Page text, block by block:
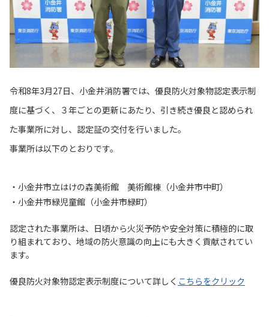
令和8年3月27日、小金井消防署では、優良防火対象物認定表示制
度に基づく、３年ごとの更新にあたり、引き続き優良と認められ
た事業所に対し、認定証の交付を行いました。
事業所は以下のとおりです。
・ 小金井市立はけの森美術館 美術館棟（小金井市中町）
・小金井市緑児童館（小金井市緑町）
認定された事業所は、日頃から火災予防や安全対策に積極的に取
り組まれており、地域の防火意識の向上にも大きく貢献されてい
ます。
優良防火対象物認定表示制度について詳しく こちらをクリック